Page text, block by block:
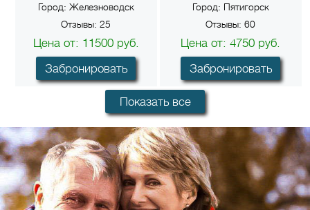
Город: Железноводск
Отзывы:25
Цена от: 11500руб.
Забронировать
Город: Пятигорск
Отзывы:60
Цена от:4750 руб.
Забронировать
Показать все